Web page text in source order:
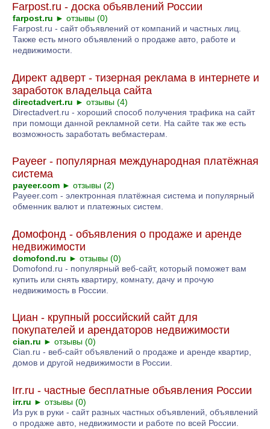
Farpost.ru - доска объявлений России
farpost.ru ► отзывы (0)
Farpost.ru - сайт объявлений от компаний и частных лиц.
Также есть много объявлений о продаже авто, работе и
недвижимости.
Директ адверт - тизерная реклама в интернете и
заработок владельца сайта
directadvert.ru ► отзывы (4)
Directadvert.ru - хороший способ получения трафика на сайт
при помощи данной рекламной сети. На сайте так же есть
возможность заработать вебмастерам.
Payeer - популярная международная платёжная
система
payeer.com ► отзывы (2)
Payeer.com - электронная платёжная система и популярный
обменник валют и платежных систем.
Домофонд - объявления о продаже и аренде
недвижимости
domofond.ru ► отзывы (0)
Domofond.ru - популярный веб-сайт, который поможет вам
купить или снять квартиру, комнату, дачу и прочую
недвижимость в России.
Циан - крупный российский сайт для
покупателей и арендаторов недвижимости
cian.ru ► отзывы (0)
Cian.ru - веб-сайт объявлений о продаже и аренде квартир,
домов и другой недвижимости в России.
Irr.ru - частные бесплатные объявления России
irr.ru ► отзывы (0)
Из рук в руки - сайт разных частных объявлений, объявлений
о продаже авто, недвижимости и работе по всей России.